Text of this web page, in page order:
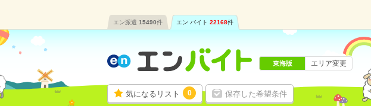
エン派遣 15490件 エン バイト 22168件
気になるリスト 0 保存した希望条件
東海版 エリア変更